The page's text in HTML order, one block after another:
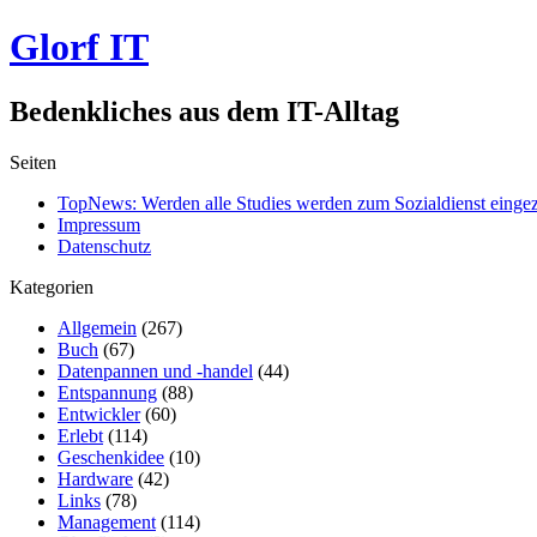
Glorf IT
Bedenkliches aus dem IT-Alltag
Seiten
TopNews: Werden alle Studies werden zum Sozialdienst
Impressum
Datenschutz
Kategorien
Allgemein (267)
Buch (67)
Datenpannen und -handel (44)
Entspannung (88)
Entwickler(60)
Erlebt (114)
Geschenkidee (10)
Hardware (42)
Links (78)
Management (114)